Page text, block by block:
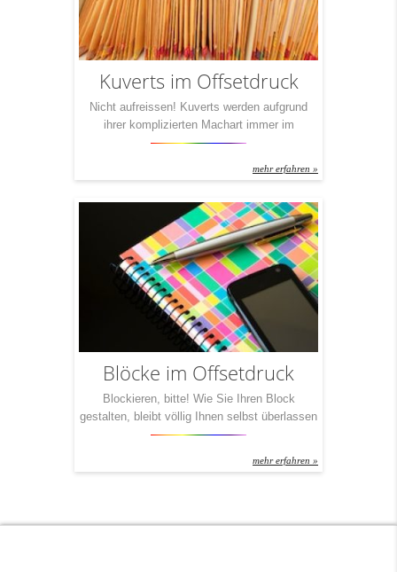
Kuverts im Offsetdruck
Nicht aufreissen! Kuverts werden aufgrund
ihrer komplizierten Machart immer im
Offsetverfahren gedruckt. Das hat aber noch
kann seinen Kuverts einen ganz besonderen
wir Ihnen, mit nur einem Postwurf schon in
Erinnerung zu bleiben. Denn mit ein bisschen
Kreativität kann jeder seinen ganz
persönlichen […]
mehr erfahren »
Blöcke im Offsetdruck
Blockieren, bitte! Wie Sie Ihren Block
gestalten, bleibt völlig Ihnen selbst überlassen
– da mischen wir uns nicht ein. Aber: Wie Sie
Rat und Tat zur Seite! Erster Tipp: Immer im
Altpapier – ohne, dass er […]
mehr erfahren »